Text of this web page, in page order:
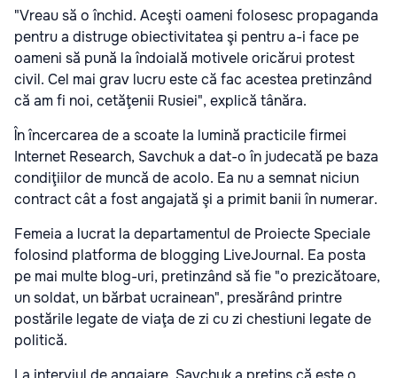
"Vreau să o închid. Aceşti oameni folosesc propaganda
pentru a distruge obiectivitatea şi pentru a-i face pe
oameni să pună la îndoială motivele oricărui protest
civil. Cel mai grav lucru este că fac acestea pretinzând
că am fi noi, cetăţenii Rusiei", explică tânăra.
În încercarea de a scoate la lumină practicile firmei
Internet Research, Savchuk a dat-o în judecată pe baza
condiţiilor de muncă de acolo. Ea nu a semnat niciun
contract cât a fost angajată şi a primit banii în numerar.
Femeia a lucrat la departamentul de Proiecte Speciale
folosind platforma de blogging LiveJournal. Ea posta
pe mai multe blog-uri, pretinzând să fie "o prezicătoare,
un soldat, un bărbat ucrainean", presărând printre
postările legate de viaţa de zi cu zi chestiuni legate de
politică.